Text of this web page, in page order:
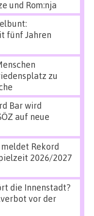
und Rom:nja
fünf Jahren
zu
Bar wird
auf neue
Rekord
2026/2027
die Innenstadt?
vor der